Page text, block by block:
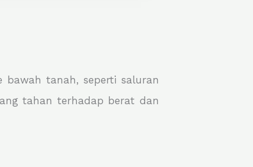
tanah, seperti saluran
tahan terhadap berat dan